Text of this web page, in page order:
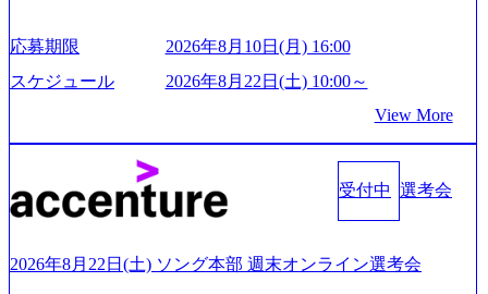
以上の事業を展開する オールインハウスの組織体制をとっ
ており社内で新しい事業開発などの人員調達できる 独立資
本経営をとっており、事業創造の自由度が高い https://storag
s/20240925162633_7242d0de-3e54-4f03-b076-00318d5c0dff_120
0x644.webp レバレジーズ株式会社 会社説明資料 (https://spea
kerdeck.com/leverages/leverages-hui-she-shao-jie-zi-liao-zhong-tu-
cai-yong-xiang-ke) 「働く人」「事業・サービス」「カルチャ
ー」など、レバレジーズのリアルを取り上げています！ (htt
「外国人留学生等受入環境整備事業委託業務」を受託 (http
s://prtimes.jp/main/html/rd/p/000000612.000010591.html) レバレ
応募期限
2026年8月10日(月) 16:00
スケジュール
2026年8月22日(土) 10:00～
View More
受付中 選考会
2026年8月22日(土) ソング本部 週末オンライン選考会